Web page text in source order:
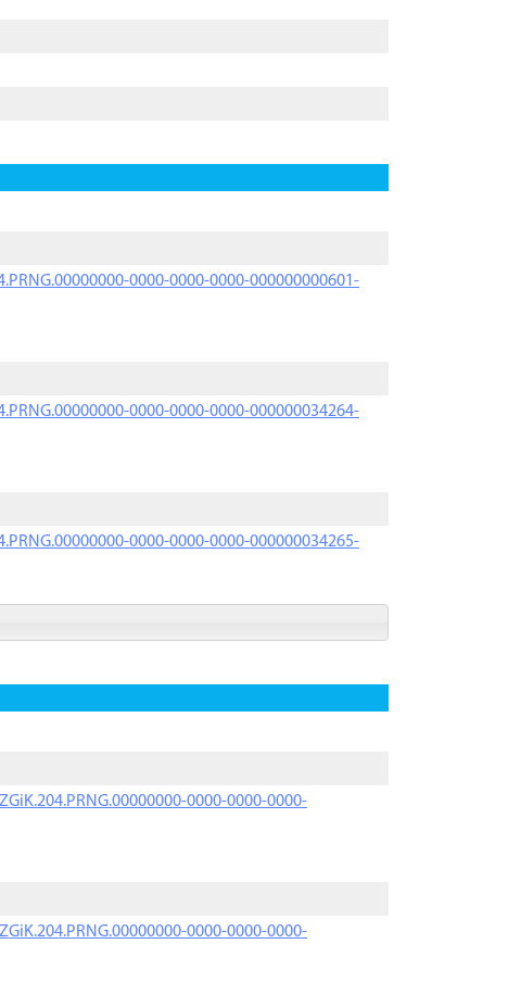
0000-0000-0000-000000000601-
0000-0000-0000-000000034264-
0000-0000-0000-000000034265-
0000-0000-0000-
0000-0000-0000-